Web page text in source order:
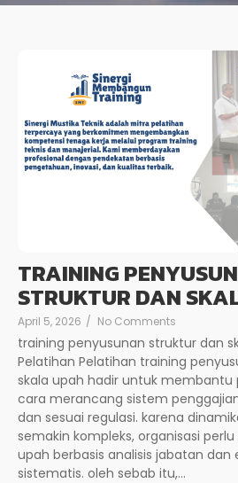
TRAINING
STRUKTUR DAN
April 5, 2026 / No Comments
training penyusunan struktur dan
Pelatihan Pelatihan training
skala upah hadir untuk
cara merancang sistem
dan sesuai regulasi. karena
semakin kompleks, organisasi
upah berbasis analisis jabatan dan
sistematis. oleh sebab itu,...